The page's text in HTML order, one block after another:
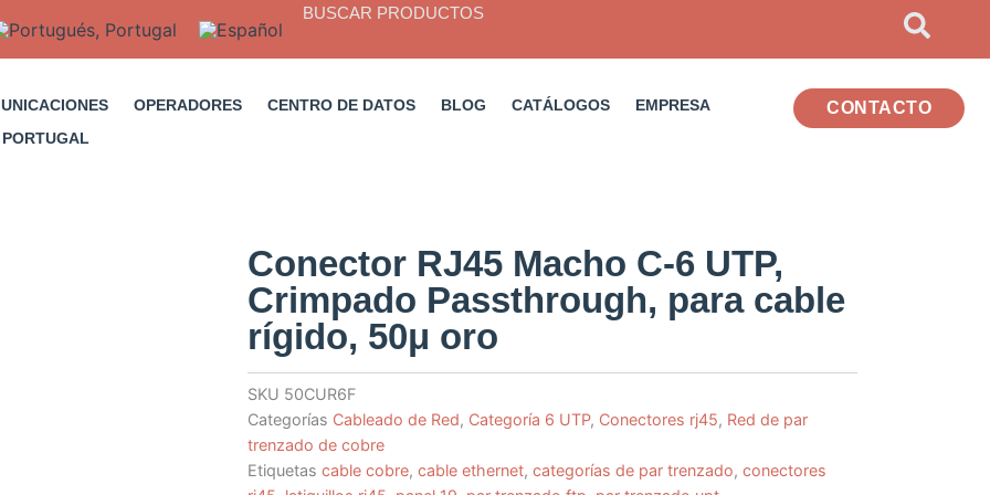
BUSCAR PRODUCTOS
OPERADORES CENTRO DE DATOS BLOG CATÁLOGOS EMPRESA CONTACTO
Conector RJ45 Macho C-6 UTP,
Crimpado Passthrough, para cable
rígido, 50μ oro
SKU 50CUR6F
Categorías Cableado de Red, Categoría 6 UTP, Conectores rj45, Red de par
trenzado de cobre
Etiquetas cable cobre, cable ethernet, categorías de par trenzado, conectores